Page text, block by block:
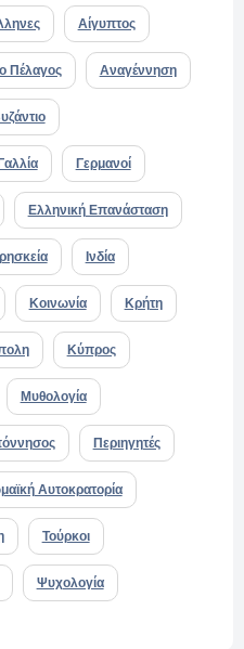
Αίγυπτος
Πέλαγος Αναγέννηση
Γερμανοί
Ελληνική Επανάσταση
Ινδία
Κοινωνία Κρήτη
Κύπρος
Μυθολογία
Περιηγητές
Αυτοκρατορία
Τούρκοι
Ψυχολογία